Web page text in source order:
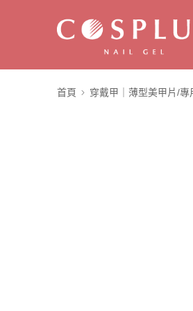
首頁 穿戴甲｜薄型美甲片/